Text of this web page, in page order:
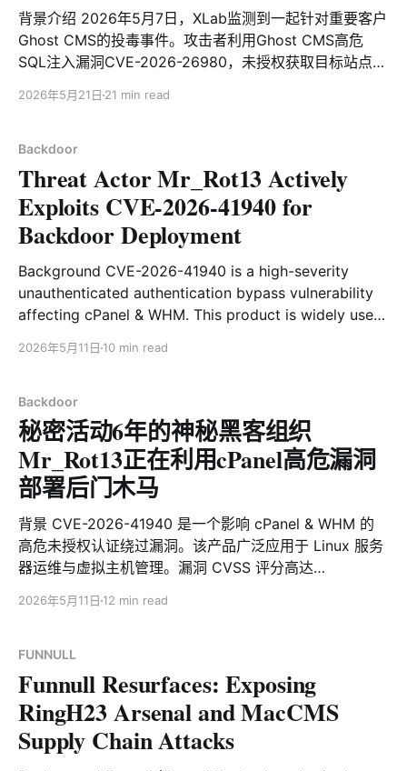
背景介绍 2026年5月7日，XLab监测到一起针对重要客户
Ghost CMS的投毒事件。攻击者利用Ghost CMS高危
SQL注入漏洞CVE-2026-26980，未授权获取目标站点的
章，在页面底部植入恶意JavaScript Loader，用于辅助
面，诱导用户在本地执行恶意命令。 深入调查分析后，我
们确定这并非是针对客户的定向入侵，而是隶属于在野攻
击团伙以Ghost CMS为目标的大规模投毒活动。虽然
CVE-2026-26980早在2月19日就已公开披露，但大量用
户并未及时升级修补，为攻击者提供了可乘之机。目前至
成为双方争夺的目标，一天之内被先后植入不同的恶意代
码。 通过对页面投毒特征的主动探测，我们累计发现 700
多个域名遭到污染，其中不乏多个全球知名站点，覆盖大
学、区块链、AI / SaaS、安全研究、媒体、金融科技等多
2026年5月21日 21 min read
Backdoor
Threat Actor Mr_Rot13 Actively
Exploits CVE-2026-41940 for
Backdoor Deployment
Background CVE-2026-41940 is a high-severity
unauthenticated authentication bypass vulnerability
affecting cPanel & WHM. This product is widely used
management. The vulnerability has a CVSS score as
or password, an attacker can remotely bypass
authentication
2026年5月11日 10 min read
Backdoor
秘密活动6年的神秘黑客组织
Mr_Rot13正在利用cPanel高危漏洞
部署后门木马
背景 CVE-2026-41940 是一个影响 cPanel & WHM 的
高危未授权认证绕过漏洞。该产品广泛应用于 Linux 服务
器运维与虚拟主机管理。漏洞 CVSS 评分高达
绕过身份认证并接管 cPanel / WHM 控制面板，可使未经
限。 自 2026 年 4 月 28 日漏洞公开披露以来，XLab大
网威胁感知系统持续监测到大量黑灰产组织正在积极利用
该漏洞实施网络攻击，相关行为包括挖矿、勒索、僵尸网
络扩散、后门植入等多种恶意活动。监测数据显示，当前
已有来自全球的 2000 余个攻击源 IP 参与针对该漏洞的
2026年5月11日 12 min read
FUNNULL
Funnull Resurfaces: Exposing
RingH23 Arsenal and MacCMS
Supply Chain Attacks